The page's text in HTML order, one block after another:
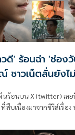
ดี' ร้อนฉ่า 'ช่อง
ชาวเน็ตลั่นยังไ
นร้อนบน X (twitter) เล
สืบเนื่องมาจากซีรีส์เรื่อง
ชาวเน็ตตั้งคำถามว่าเป็